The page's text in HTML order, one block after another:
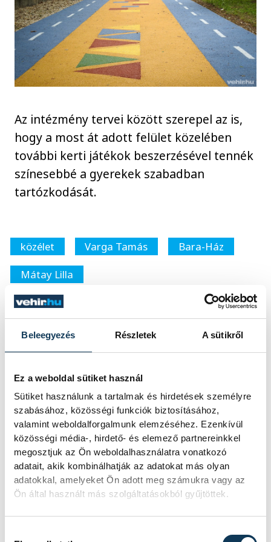
Beleegyezés Részletek A sütikről
Ez a weboldal sütiket használ
Sütiket használunk a tartalmak és hirdetések személyre
szabásához, közösségi funkciók biztosításához,
valamint weboldalforgalmunk elemzéséhez. Ezenkívül
közösségi média-, hirdető- és elemező partnereinkkel
megosztjuk az Ön weboldalhasználatra vonatkozó
adatait, akik kombinálhatják az adatokat más olyan
adatokkal, amelyeket Ön adott meg számukra vagy az
Ön által használt más szolgáltatásokból gyűjtöttek.
Az intézmény tervei között szerepel az is,
hogy a most át adott felület közelében
további kerti játékok beszerzésével tennék
színesebbé a gyerekek szabadban
tartózkodását.
közélet Varga Tamás
Bara-Ház
Mátay Lilla
vehir.hu